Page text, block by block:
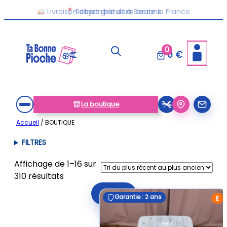
au
Livraison disponible dans toute la France
00 €
La boutique
Accueil / BOUTIQUE
FILTRES
Affichage de 1–16 sur
310 résultatsTrié
Filtrer E
Garantie : 2 ans
Garantie : 2 ans